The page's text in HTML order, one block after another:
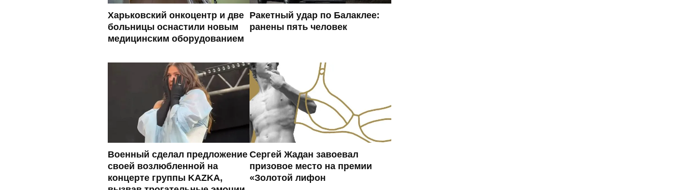
Харьковский онкоцентр и две
больницы оснастили новым
медицинским оборудованием
Ракетный удар по Балаклее:
ранены пять человек
Военный сделал предложение
своей возлюбленной на
концерте группы KAZKA,
Сергей Жадан завоевал
призовое место на премии
«Золотой лифон